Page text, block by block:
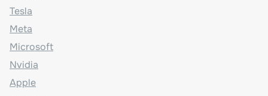
Tesla
Meta
Microsoft
Nvidia
Apple